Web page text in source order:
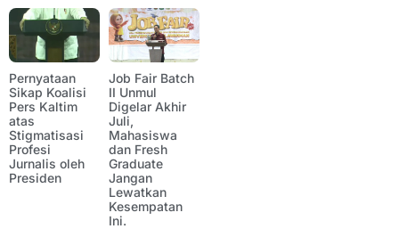
Pernyataan
Sikap Koalisi
Pers Kaltim
atas
Stigmatisasi
Profesi
Jurnalis oleh
Presiden
Job Fair Batch
II Unmul
Digelar Akhir
Juli,
Mahasiswa
dan Fresh
Graduate
Jangan
Lewatkan
Kesempatan
Ini.